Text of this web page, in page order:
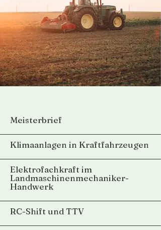
Meisterbrief
Klimaanlagen in Kraftfahrzeugen
Elektrofachkraft im
Landmaschinenmechaniker-
Handwerk
RC-Shift und TTV